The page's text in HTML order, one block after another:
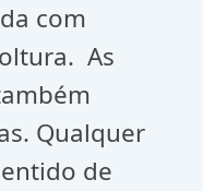
com
As
Qualquer
de